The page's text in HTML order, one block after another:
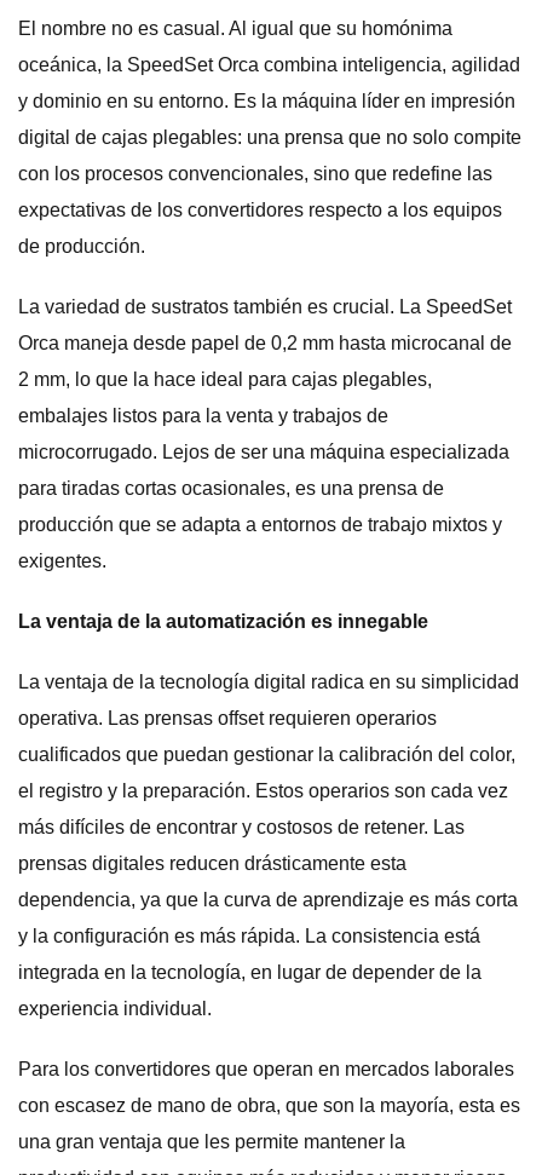
El nombre no es casual. Al igual que su homónima
oceánica, la SpeedSet Orca combina inteligencia, agilidad
y dominio en su entorno. Es la máquina líder en impresión
digital de cajas plegables: una prensa que no solo compite
con los procesos convencionales, sino que redefine las
expectativas de los convertidores respecto a los equipos
de producción.
La variedad de sustratos también es crucial. La SpeedSet
Orca maneja desde papel de 0,2 mm hasta microcanal de
2 mm, lo que la hace ideal para cajas plegables,
embalajes listos para la venta y trabajos de
microcorrugado. Lejos de ser una máquina especializada
para tiradas cortas ocasionales, es una prensa de
producción que se adapta a entornos de trabajo mixtos y
exigentes.
La ventaja de la automatización es innegable
La ventaja de la tecnología digital radica en su simplicidad
operativa. Las prensas offset requieren operarios
cualificados que puedan gestionar la calibración del color,
el registro y la preparación. Estos operarios son cada vez
más difíciles de encontrar y costosos de retener. Las
prensas digitales reducen drásticamente esta
dependencia, ya que la curva de aprendizaje es más corta
y la configuración es más rápida. La consistencia está
integrada en la tecnología, en lugar de depender de la
experiencia individual.
Para los convertidores que operan en mercados laborales
con escasez de mano de obra, que son la mayoría, esta es
una gran ventaja que les permite mantener la